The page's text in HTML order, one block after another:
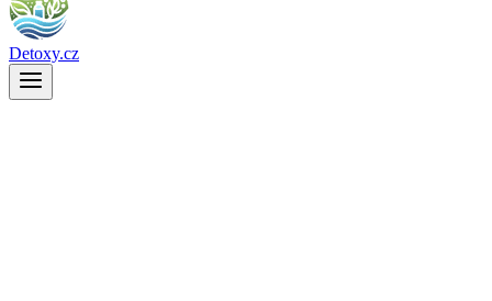
Detoxy.cz